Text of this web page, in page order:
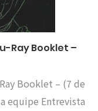
Ray Booklet –
Booklet – (7 de
equipe Entrevista